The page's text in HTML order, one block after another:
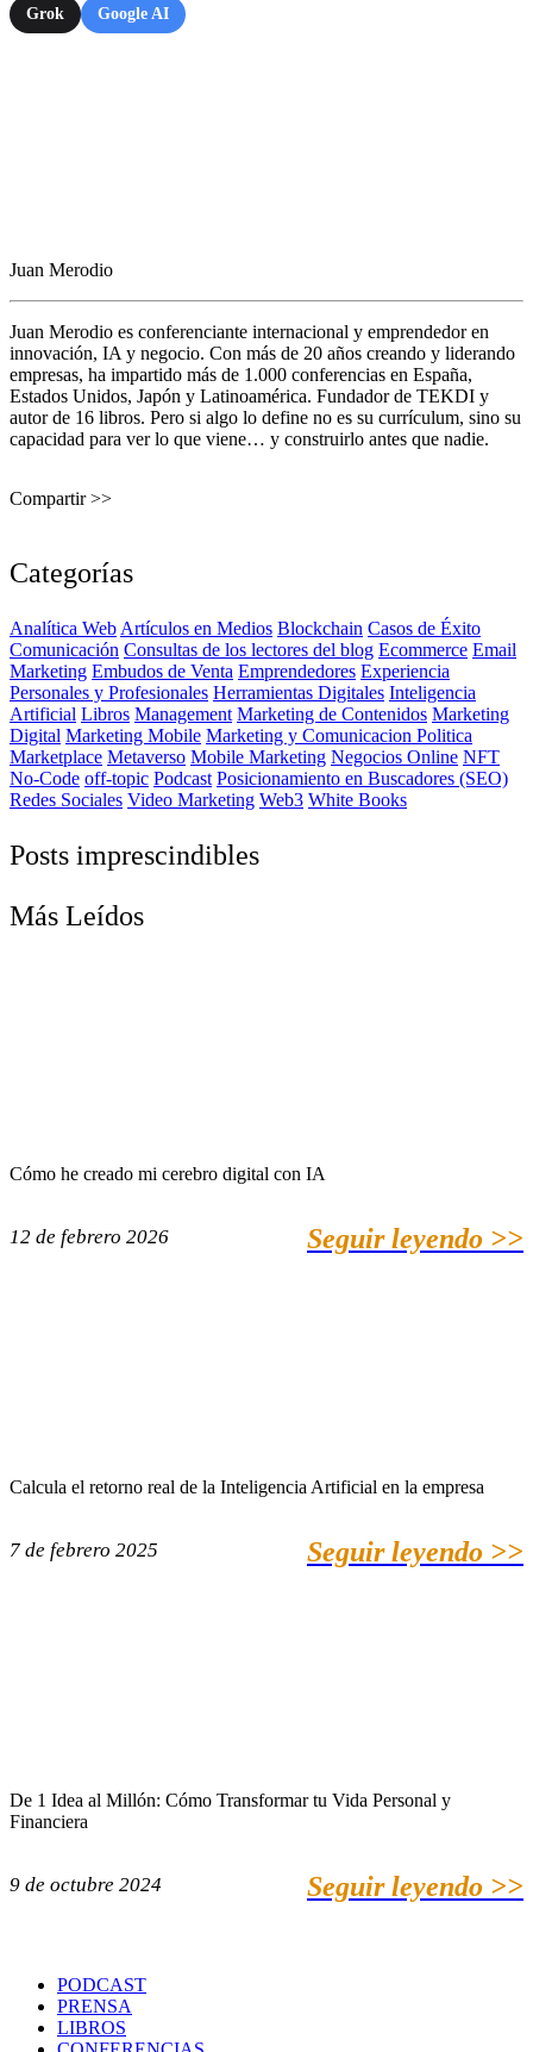
Grok Google AI
Juan Merodio
Juan Merodio es conferenciante internacional y emprendedor en
innovación, IA y negocio. Con más de 20 años creando y liderando
empresas, ha impartido más de 1.000 conferencias en España,
Estados Unidos, Japón y Latinoamérica. Fundador de TEKDI y
autor de 16 libros. Pero si algo lo define no es su currículum, sino su
capacidad para ver lo que viene… y construirlo antes que nadie.
Compartir >>
Categorías
Analítica Web Artículos en Medios Blockchain Casos de Éxito
Comunicación Consultas de los lectores del blog Ecommerce Email
Marketing Embudos de Venta Emprendedores Experiencia
Personales y Profesionales Herramientas Digitales Inteligencia
Artificial Libros Management Marketing de Contenidos Marketing
Digital Marketing Mobile Marketing y Comunicacion Politica
Marketplace Metaverso Mobile Marketing Negocios Online NFT
No-Code off-topic Podcast Posicionamiento en Buscadores (SEO)
Redes Sociales Video Marketing Web3 White Books
Posts imprescindibles
Más Leídos
Cómo he creado mi cerebro digital con IA
12 de febrero 2026 Seguir leyendo >>
Calcula el retorno real de la Inteligencia Artificial en la empresa
7 de febrero 2025 Seguir leyendo >>
De 1 Idea al Millón: Cómo Transformar tu Vida Personal y
Financiera
9 de octubre 2024 Seguir leyendo >>
PODCAST
PRENSA
LIBROS